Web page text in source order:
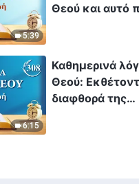
5:39
Θεού και αυτό
6:15
Καθημερινά
Θεού:
διαφθορά της